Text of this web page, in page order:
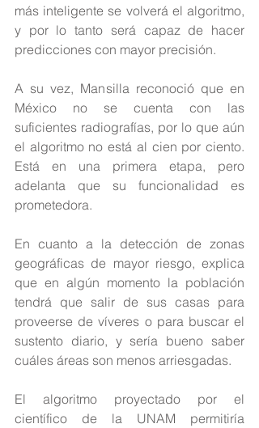
más inteligente se volverá el algoritmo,
y por lo tanto será capaz de hacer
predicciones con mayor precisión.
A su vez, Mansilla reconoció que en
México no se cuenta con las
suficientes radiografías, por lo que aún
el algoritmo no está al cien por ciento.
Está en una primera etapa, pero
adelanta que su funcionalidad es
prometedora.
En cuanto a la detección de zonas
geográficas de mayor riesgo, explica
que en algún momento la población
tendrá que salir de sus casas para
proveerse de víveres o para buscar el
sustento diario, y sería bueno saber
cuáles áreas son menos arriesgadas.
El algoritmo proyectado por el
científico de la UNAM permitiría